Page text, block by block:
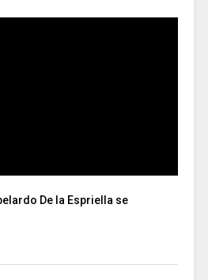
De la Espriella se